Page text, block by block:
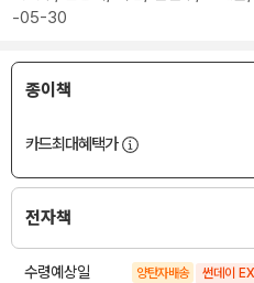
-05-30
종이책
카드최대혜택가
전자책
수령예상일 양탄자배송 썬데이